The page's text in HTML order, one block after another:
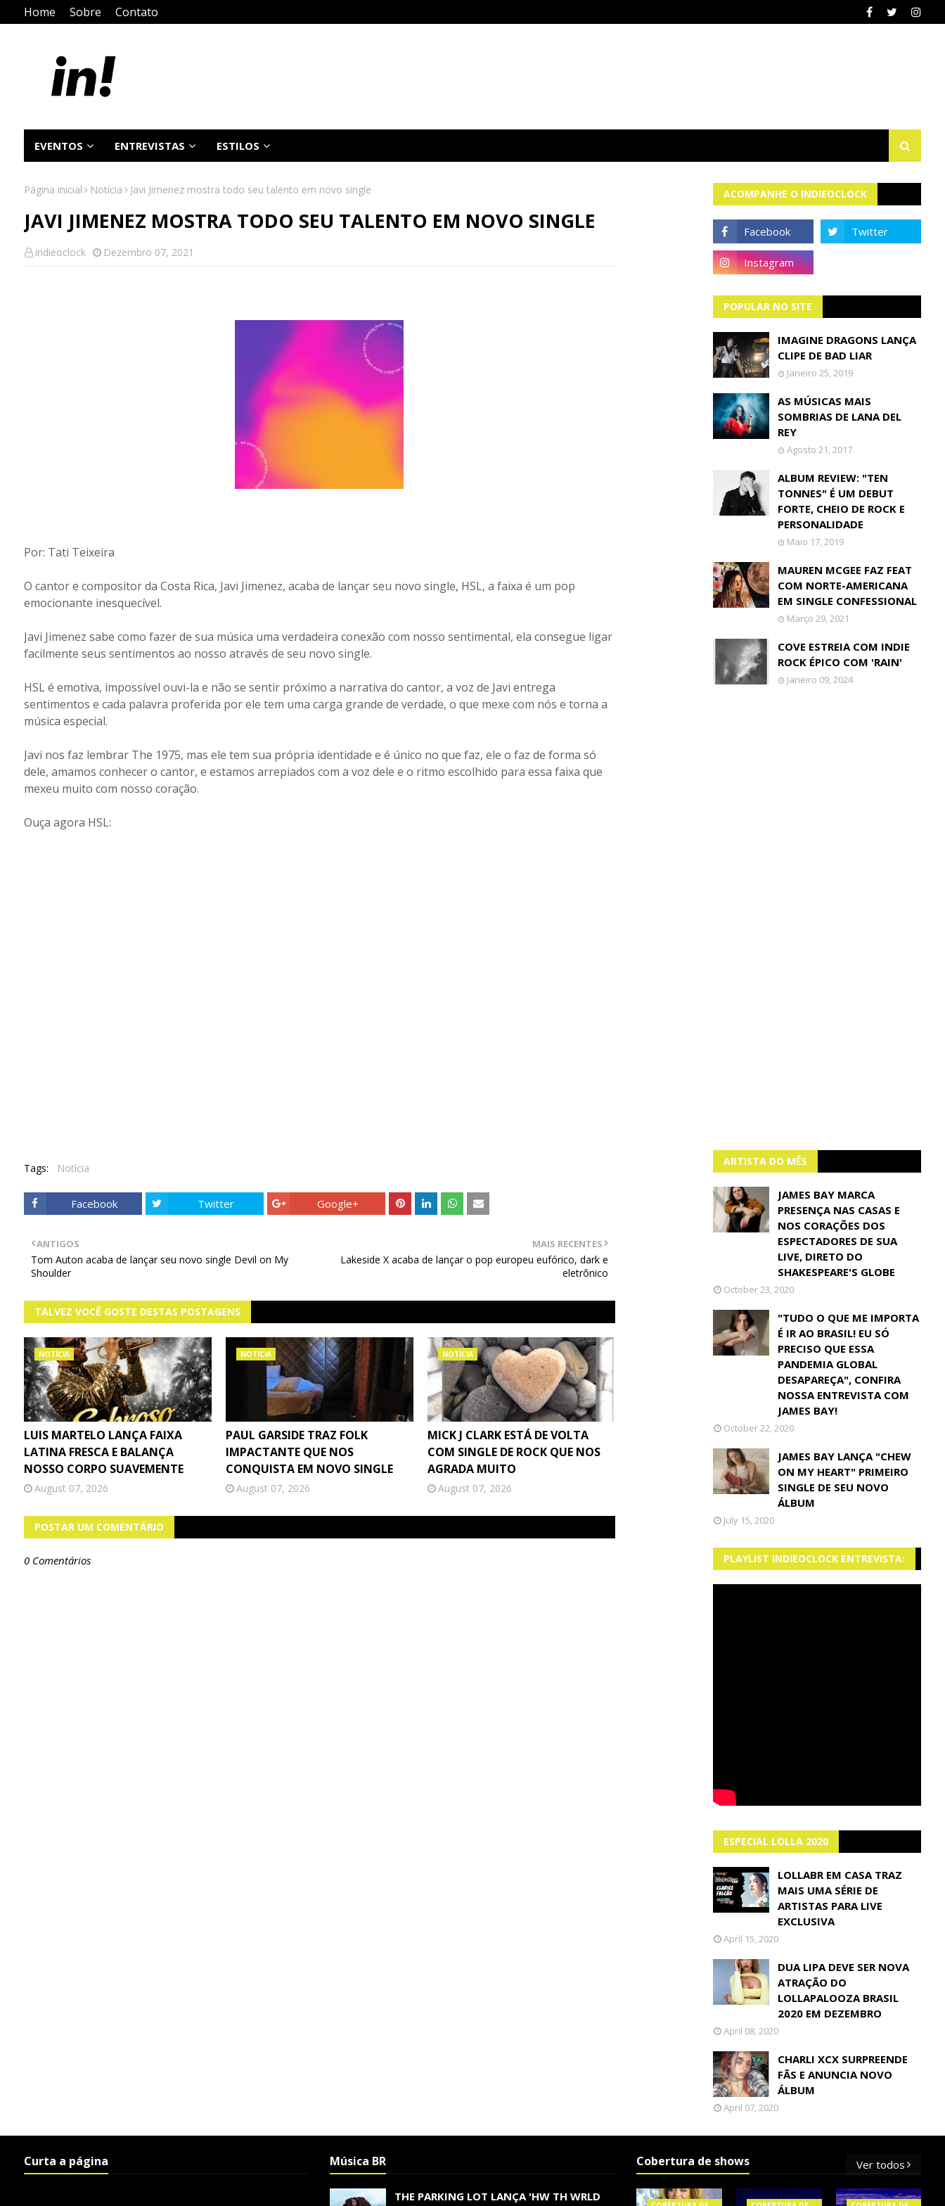
Home Sobre Contato
EVENTOS ENTREVISTAS ESTILOS
Página inicial Notícia Javi Jimenez mostra todo seu talento em novo single
JAVI JIMENEZ MOSTRA TODO SEU TALENTO EM NOVO SINGLE
indieoclock Dezembro 07, 2021
Por: Tati Teixeira
O cantor e compositor da Costa Rica, Javi Jimenez, acaba de lançar seu novo single, HSL, a faixa é um pop
emocionante inesquecível.
Javi Jimenez sabe como fazer de sua música uma verdadeira conexão com nosso sentimental, ela consegue ligar
facilmente seus sentimentos ao nosso através de seu novo single.
HSL é emotiva, impossível ouvi-la e não se sentir próximo a narrativa do cantor, a voz de Javi entrega
sentimentos e cada palavra proferida por ele tem uma carga grande de verdade, o que mexe com nós e torna a
música especial.
Javi nos faz lembrar The 1975, mas ele tem sua própria identidade e é único no que faz, ele o faz de forma só
dele, amamos conhecer o cantor, e estamos arrepiados com a voz dele e o ritmo escolhido para essa faixa que
mexeu muito com nosso coração.
Ouça agora HSL:
Tags: Notícia
Facebook Twitter Google+
MAIS RECENTES
Lakeside X acaba de lançar o pop europeu eufórico, dark e
eletrônico
ANTIGOS
Tom Auton acaba de lançar seu novo single Devil on My
Shoulder
TALVEZ VOCÊ GOSTE DESTAS POSTAGENS
NOTÍCIA
LUIS MARTELO LANÇA FAIXA
LATINA FRESCA E BALANÇA
NOSSO CORPO SUAVEMENTE
August 07, 2026
NOTÍCIA
PAUL GARSIDE TRAZ FOLK
IMPACTANTE QUE NOS
CONQUISTA EM NOVO SINGLE
August 07, 2026
NOTÍCIA
MICK J CLARK ESTÁ DE VOLTA
COM SINGLE DE ROCK QUE NOS
AGRADA MUITO
August 07, 2026
POSTAR UM COMENTÁRIO
0 Comentários
ACOMPANHE O INDIEOCLOCK
POPULAR NO SITE
IMAGINE DRAGONS LANÇA
CLIPE DE BAD LIAR
Janeiro 25, 2019
AS MÚSICAS MAIS
SOMBRIAS DE LANA DEL
REY
Agosto 21, 2017
ALBUM REVIEW: "TEN
TONNES" É UM DEBUT
FORTE, CHEIO DE ROCK E
PERSONALIDADE
Maio 17, 2019
MAUREN MCGEE FAZ FEAT
COM NORTE-AMERICANA
EM SINGLE CONFESSIONAL
Março 29, 2021
COVE ESTREIA COM INDIE
ROCK ÉPICO COM 'RAIN'
Janeiro 09, 2024
ARTISTA DO MÊS
JAMES BAY MARCA
PRESENÇA NAS CASAS E
NOS CORAÇÕES DOS
ESPECTADORES DE SUA
LIVE, DIRETO DO
SHAKESPEARE'S GLOBE
October 23, 2020
"TUDO O QUE ME IMPORTA
É IR AO BRASIL! EU SÓ
PRECISO QUE ESSA
PANDEMIA GLOBAL
DESAPAREÇA", CONFIRA
NOSSA ENTREVISTA COM
JAMES BAY!
October 22, 2020
JAMES BAY LANÇA "CHEW
ON MY HEART" PRIMEIRO
SINGLE DE SEU NOVO
ÁLBUM
July 15, 2020
PLAYLIST INDIEOCLOCK ENTREVISTA:
ESPECIAL LOLLA 2020
LOLLABR EM CASA TRAZ
MAIS UMA SÉRIE DE
ARTISTAS PARA LIVE
EXCLUSIVA
April 15, 2020
DUA LIPA DEVE SER NOVA
ATRAÇÃO DO
LOLLAPALOOZA BRASIL
2020 EM DEZEMBRO
April 08, 2020
CHARLI XCX SURPREENDE
FÃS E ANUNCIA NOVO
ÁLBUM
April 07, 2020
Curta a página Música BR
THE PARKING LOT LANÇA 'HW TH WRLD
Cobertura de shows Ver todos